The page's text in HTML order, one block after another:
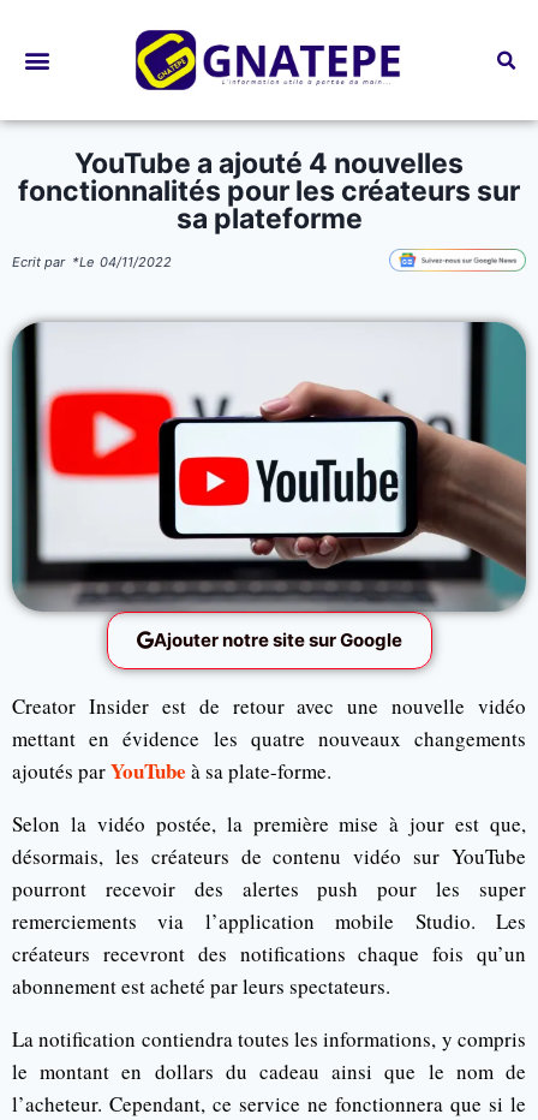
YouTube a ajouté 4 nouvelles
fonctionnalités pour les créateurs sur
sa plateforme
Ecrit par *Le 04/11/2022
Ajouter notre site sur Google
Creator Insider est de retour avec une nouvelle vidéo
mettant en évidence les quatre nouveaux changements
ajoutés parYouTube à sa plate-forme.
Selon la vidéo postée, la première mise à jour est que,
désormais, les créateurs de contenu vidéo sur YouTube
pourront recevoir des alertes push pour les super
remerciements via l’application mobile Studio. Les
créateurs recevront des notifications chaque fois qu’un
abonnement est acheté par leurs spectateurs.
La notification contiendra toutes les informations, y compris
le montant en dollars du cadeau ainsi que le nom de
l’acheteur. Cependant, ce service ne fonctionnera que si le